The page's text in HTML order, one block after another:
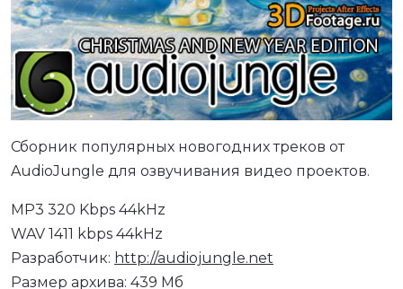
Сборник популярных новогодних треков от
AudioJungle для озвучивания видео проектов.
MP3 320 Kbps 44kHz
WAV 1411 kbps 44kHz
Разработчик: http://audiojungle.net
Размер архива: 439 Мб